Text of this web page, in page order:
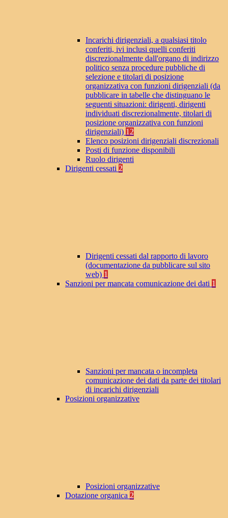
Incarichi dirigenziali, a qualsiasi titolo
conferiti, ivi inclusi quelli conferiti
discrezionalmente dall'organo di indirizzo
politico senza procedure pubbliche di
selezione e titolari di posizione
organizzativa con funzioni dirigenziali (da
pubblicare in tabelle che distinguano le
seguenti situazioni: dirigenti, dirigenti
individuati discrezionalmente, titolari di
posizione organizzativa con funzioni
dirigenziali) 12
Elenco posizioni dirigenziali discrezionali
Posti di funzione disponibili
Ruolo dirigenti
Dirigenti cessati 2
Dirigenti cessati dal rapporto di lavoro
(documentazione da pubblicare sul sito
web) 1
Sanzioni per mancata comunicazione dei dati 1
Sanzioni per mancata o incompleta
comunicazione dei dati da parte dei titolari
di incarichi dirigenziali
Posizioni organizzative
Posizioni organizzative
Dotazione organica 2